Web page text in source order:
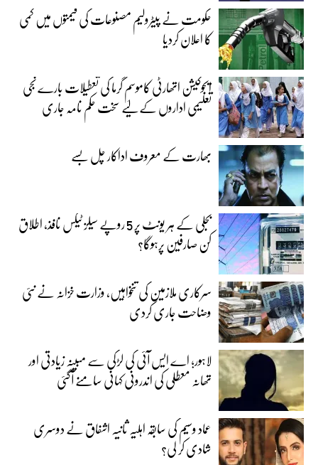
حکومت نے پیٹرولیم مصنوعات کی قیمتوں میں کمی
کا اعلان کردیا
ایجوکیشن اتھارٹی کاموسمِ گرما کی تعطیلات بارے نجی
تعلیمی اداروں کے لیے سخت حکم نامہ جاری
بھارت کے معروف اداکار چل بسے
بجلی کے ہر یونٹ پر 5 روپے سیلز ٹیکس نافذ، اطلاق
کن صارفین پرہوگا؟
سرکاری ملازمین کی تنخواہیں، وزارت خزانہ نے نئی
وضاحت جاری کردی
لاہور؛ اے ایس آئی کی لڑکی سے مبینہ زیادتی اور
تھانہ معطلی کی اندرونی کہانی سامنے آگئی
عماد وسیم کی سابقہ اہلیہ ثانیہ اشفاق نے دوسری
شادی کر لی؟